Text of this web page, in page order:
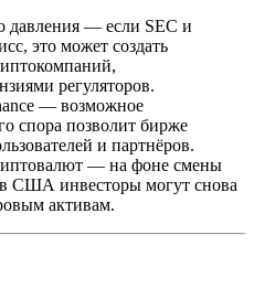
давления — если SEC и
это может создать
регуляторов.
— возможное
спора позволит бирже
и партнёров.
— на фоне смены
в США инвесторы могут снова
активам.